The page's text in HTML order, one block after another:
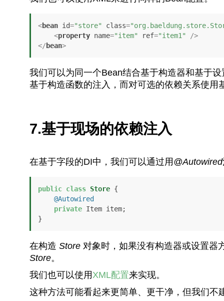
<bean id="store" class=
<property name="item" ref="item1"
/>
</ bean>
我们可以为同一个Bean结合基于构造器和基于
基于构造函数的注入，而对可选的依赖关系使用
7.基于现场的依赖注入
在基于字段的DI中，我们可以通过用 @Autowired
public class Store {
@Autowired
private Item item;
}
在构造 Store对象时，如果没有构造器或设置器
Store。
我们也可以使用XML配置来实现。
这种方法可能看起来更简单、更干净，但我们不